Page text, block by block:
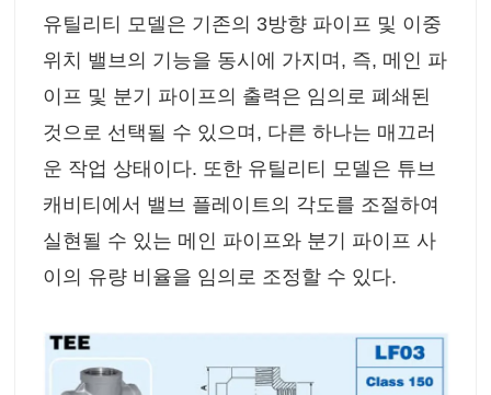
유틸리티 모델은 기존의 3방향 파이프 및 이중
위치 밸브의 기능을 동시에 가지며, 즉, 메인 파
이프 및 분기 파이프의 출력은 임의로 폐쇄된
것으로 선택될 수 있으며, 다른 하나는 매끄러
운 작업 상태이다. 또한 유틸리티 모델은 튜브
캐비티에서 밸브 플레이트의 각도를 조절하여
실현될 수 있는 메인 파이프와 분기 파이프 사
이의 유량 비율을 임의로 조정할 수 있다.